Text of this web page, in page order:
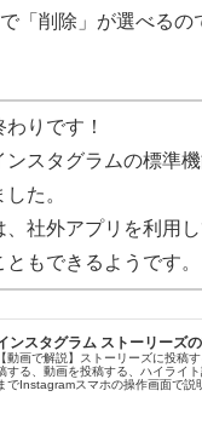
「削除」が選べるの
わりです！
ンスタグラムの標準
た。
、社外アプリを利用
ともできるようです。
ンスタグラム ストーリーズ
【動画で解説】ストーリーズに投稿
する、動画を投稿する、ハイライ
でInstagramスマホの操作画面で説